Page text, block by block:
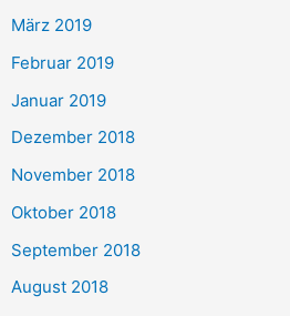
März 2019
Februar 2019
Januar 2019
Dezember 2018
November 2018
Oktober 2018
September 2018
August 2018